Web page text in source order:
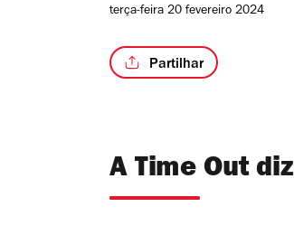
terça-feira 20 fevereiro 2024
Partilhar
A Time Out diz